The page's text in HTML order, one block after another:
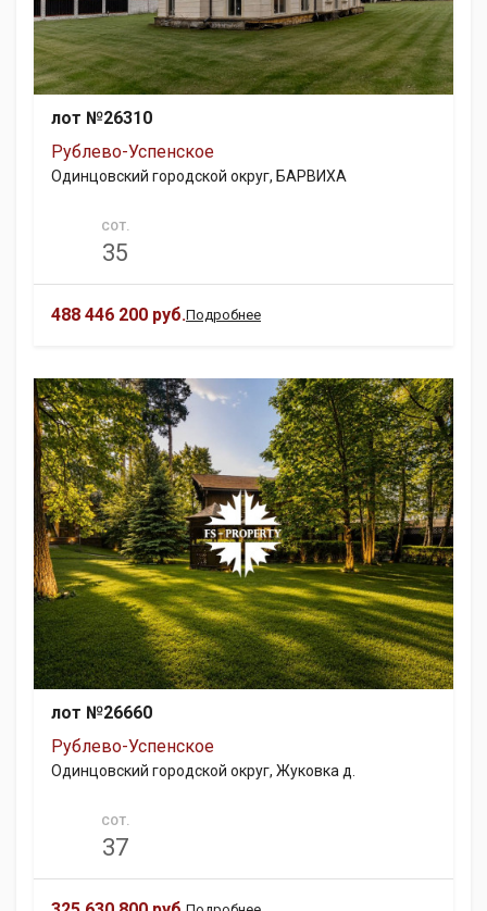
лот №26310
Рублево-Успенское
Одинцовский городской округ, БАРВИХА
СОТ.
35
488 446 200 руб.Подробнее
лот №26660
Рублево-Успенское
Одинцовский городской округ, Жуковка д.
СОТ.
37